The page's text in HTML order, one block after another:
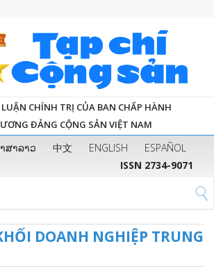
CHÍNH TRỊ CỦA BAN CHẤP HÀNH
ĐẢNG CỘNG SẢN VIỆT NAM
ສາລາວ 中文 ENGLISH
ESPAÑOL
ISSN 2734-9071
DOANH NGHIỆP TRUNG